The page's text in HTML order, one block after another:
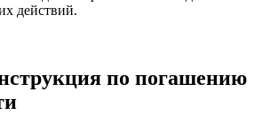
действий.
по погашению